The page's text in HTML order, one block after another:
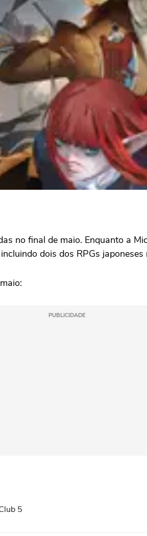
no final de maio. Enquanto a
dois dos RPGs
PUBLICIDADE
5